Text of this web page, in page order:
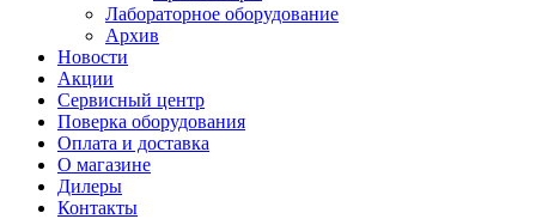
Лабораторное оборудование
Архив
Новости
Акции
Сервисный центр
Поверка оборудования
Оплата и доставка
О магазине
Дилеры
Контакты